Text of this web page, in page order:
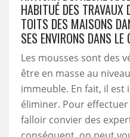
HABITUÉ DES TRAVAUX
TOITS DES MAISONS
SES ENVIRONS DANS
Les mousses sont des
être en masse au
immeuble. En fait, il
éliminer. Pour
falloir convier des